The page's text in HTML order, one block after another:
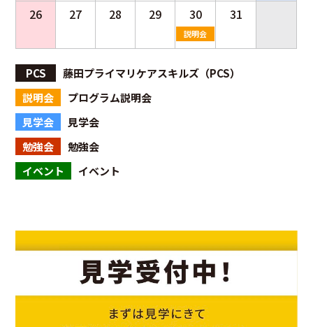
26 27 28 29 30
説明会
31
PCS
藤田プライマリケアスキルズ（PCS）
説明会
プログラム説明会
見学会
見学会
勉強会
勉強会
イベント
イベント